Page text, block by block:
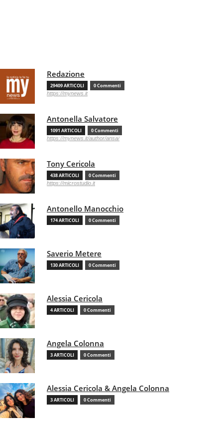
Redazione
29409 ARTICOLI 0 Commenti
https://mynews.it
Antonella Salvatore
1091 ARTICOLI 0 Commenti
https://mynews.it/author/ansa/
Tony Cericola
438 ARTICOLI 0 Commenti
https://microstudio.it
Antonello Manocchio
174 ARTICOLI 0 Commenti
Saverio Metere
130 ARTICOLI 0 Commenti
Alessia Cericola
4 ARTICOLI 0 Commenti
Angela Colonna
3 ARTICOLI 0 Commenti
Alessia Cericola & Angela Colonna
3 ARTICOLI 0 Commenti